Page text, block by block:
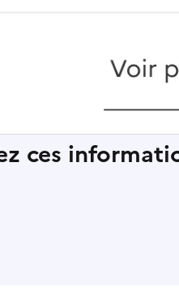
ces